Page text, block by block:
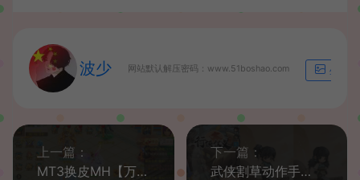
波少 网站默认解压密码：www.51boshao.com 生成海
上一篇：
MT3换皮MH【万古神道超变第一季】最新整理单机一键即玩镜像端+Linux手工服务端+安卓苹果双端+GM后台+详细搭建教程+全套源码
下一篇：
武侠割草动作手游【江湖墨迹大侠52章代金券内购版】最新整理单机一键即玩镜像端+Linux手工服务端+本地注册验证+CDK授权后台+安卓苹果双端+详细搭建教程+视频教程